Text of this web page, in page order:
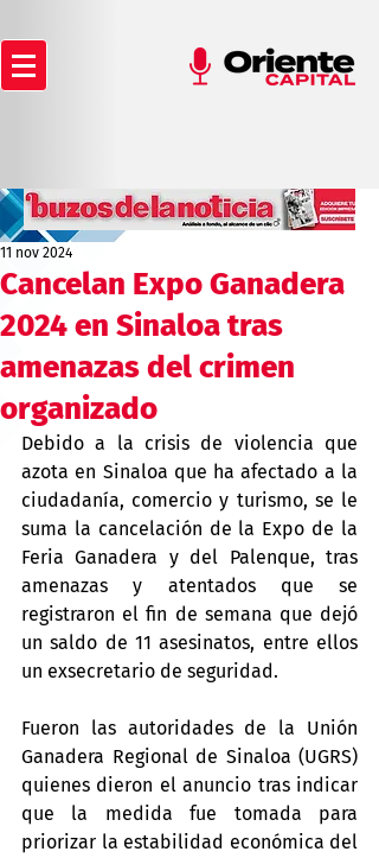
Cancelan Expo Ganadera
2024 en Sinaloa tras
amenazas del crimen
organizado
11 nov 2024
Debido a la crisis de violencia que
azota en Sinaloa que ha afectado a la
ciudadanía, comercio y turismo, se le
suma la cancelación de la Expo de la
Feria Ganadera y del Palenque, tras
amenazas y atentados que se
registraron el fin de semana que dejó
un saldo de 11 asesinatos, entre ellos
un exsecretario de seguridad.
Fueron las autoridades de la Unión
Ganadera Regional de Sinaloa (UGRS)
quienes dieron el anuncio tras indicar
que la medida fue tomada para
priorizar la estabilidad económica del